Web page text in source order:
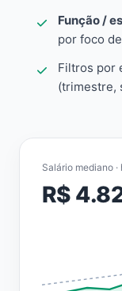
Função /
por foco
Filtros por
(trimestre,
Salário mediano
R$